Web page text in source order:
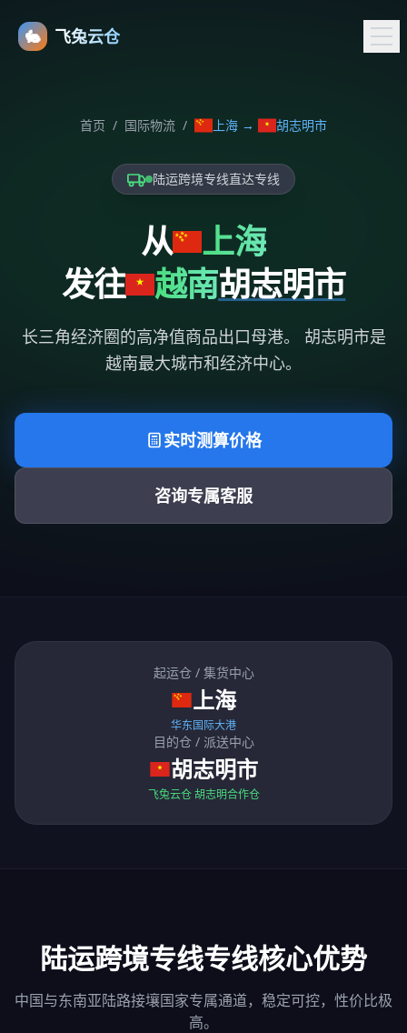
🐇 飞兔云仓
首页 / 国际物流 / 上海 → 胡志明市
陆运跨境专线直达专线
从
上海
发往
越南胡志明市
长三角经济圈的高净值商品出口母港。 胡志明市是
越南最大城市和经济中心。
实时测算价格
咨询专属客服
起运仓 / 集货中心
上海
华东国际大港
目的仓 / 派送中心
胡志明市
飞兔云仓 胡志明合作仓
陆运跨境专线专线核心优势
中国与东南亚陆路接壤国家专属通道，稳定可控，性价比极
高。